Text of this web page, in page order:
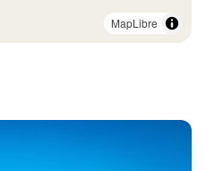
MapLibre